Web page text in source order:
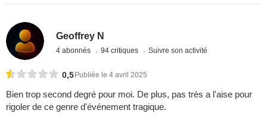
Geoffrey N
4 abonnés 94 critiques Suivre son activité
0,5 Publiée le 4 avril 2025
Bien trop second degré pour moi. De plus, pas très a l'aise pour
rigoler de ce genre d'événement tragique.